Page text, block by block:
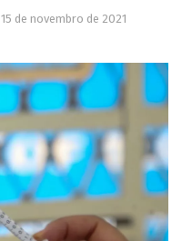
15 de novembro de 2021